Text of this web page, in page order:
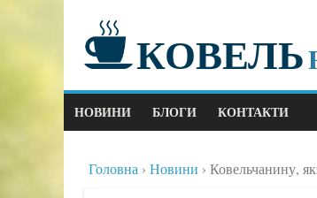
КОВЕЛЬ
НОВИНИ БЛОГИ КОНТАКТИ
Головна Новини Ковельчанину,